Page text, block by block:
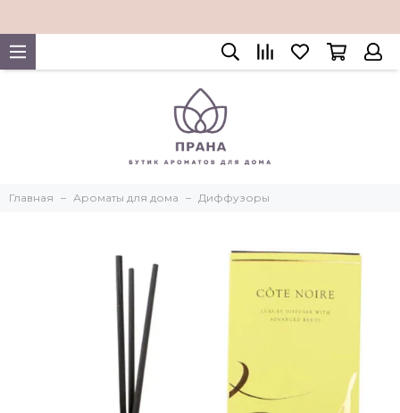
Главная Ароматы для дома Диффузоры